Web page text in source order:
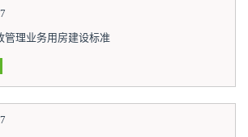
管理业务用房建设标准